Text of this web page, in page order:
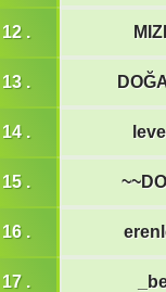
12 .
13 .
14 .
15 .
16 .
17 .